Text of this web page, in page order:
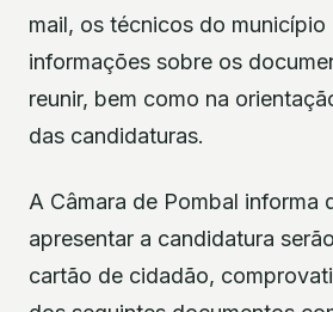
mail, os técnicos do município
informações sobre os
reunir, bem como na
das candidaturas.
A Câmara de Pombal informa
apresentar a candidatura
cartão de cidadão,